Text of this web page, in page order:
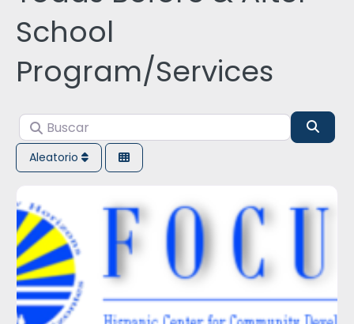
School
Program/Services
Buscar
Aleatorio